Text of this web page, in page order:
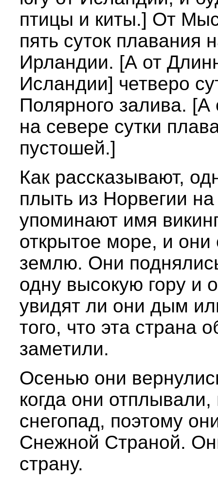
птицы и киты.] От
пять суток плавания
Ирландии. [А от
Исландии] четверо
Полярного залива.
на севере сутки
пустошей.]
Как рассказывают,
плыть из Норвегии
упоминают имя
открытое море, и
землю. Они
одну высокую гору и
увидят ли они дым
того, что эта страна
заметили.
Осенью они
когда они
снегопад, поэтому
Снежной Страной.
страну.